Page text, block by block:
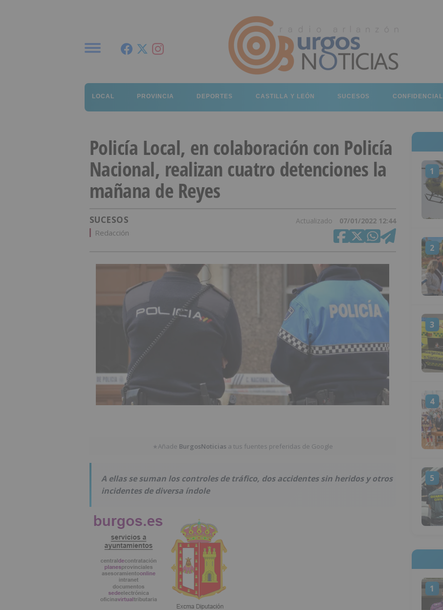
LOCAL PROVINCIA DEPORTES CASTILLA Y LEÓN SUCESOS CONFIDENCIAL
Policía Local, en colaboración con Policía
Nacional, realizan cuatro detenciones la
mañana de Reyes
SUCESOS Actualizado 07/01/2022 12:44
Redacción
★Añade BurgosNoticias a tus fuentes preferidas de Google
A ellas se suman los controles de tráfico, dos accidentes sin heridos y otros
incidentes de diversa índole
1
2
3
4
5
1